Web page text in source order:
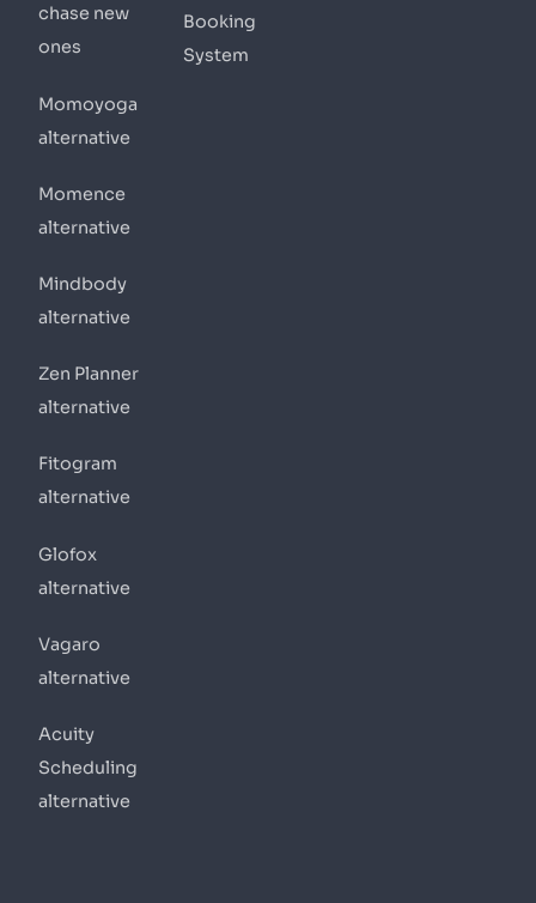
chase new
ones
Momoyoga
alternative
Momence
alternative
Mindbody
alternative
Zen Planner
alternative
Fitogram
alternative
Glofox
alternative
Vagaro
alternative
Acuity
Scheduling
alternative
Booking
System